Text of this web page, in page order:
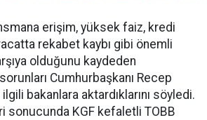
erişim, yüksek faiz, kredi
rekabet kaybı gibi önemli
olduğunu kaydeden
Cumhurbaşkanı Recep
bakanlara aktardıklarını söyledi.
sonucunda KGF kefaletli TOBB